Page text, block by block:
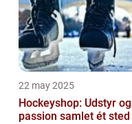
22 may 2025
Hockeyshop: Udstyr og
passion samlet ét sted